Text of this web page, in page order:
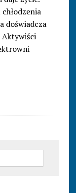
doświadcza
Aktywiści